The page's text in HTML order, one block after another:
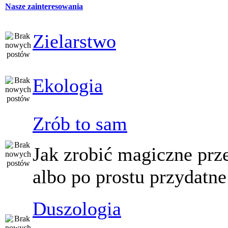
Nasze zainteresowania
Zielarstwo
Ekologia
Zrób to sam
Jak zrobić magiczne
albo po prostu
Duszologia